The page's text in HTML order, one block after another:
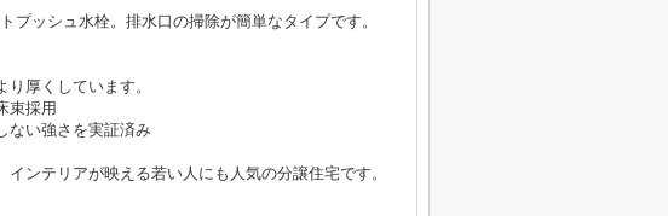
プッシュ水栓。排水口の掃除が簡単なタイプです。
厚くしています。
束採用
ない強さを実証済み
ンテリアが映える若い人にも人気の分譲住宅です。